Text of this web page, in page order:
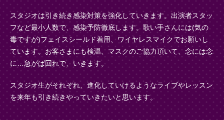
スタジオは引き続き感染対策を強化していきます。 出演者スタッ
フなど最小人数で、感染予防徹底します。 歌い手さんには(気の
毒ですが)フェイスシールド着用、ワイヤレスマイクでお願いし
ています。お客さまにも検温、マスクのご協力頂いて、念には念
に …急がば回れで、いきます。
スタジオ生がそれぞれ、進化していけるようなライブやレッスン
を来年も引き続きやっていきたいと思います。